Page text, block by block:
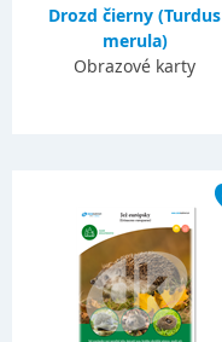
Drozd čierny (Turdus
merula)
Obrazové karty